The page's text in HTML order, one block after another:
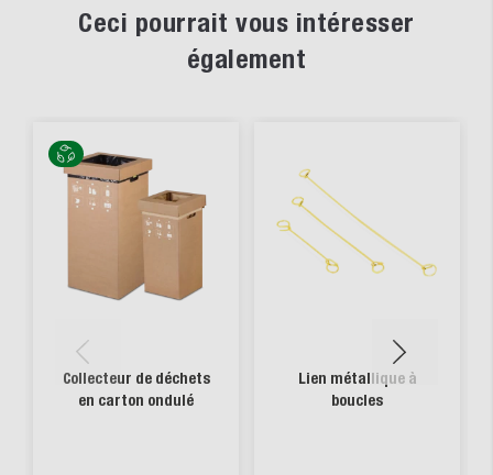
Ceci pourrait vous intéresser
également
Collecteur de déchets
en carton ondulé
Lien métallique à
boucles